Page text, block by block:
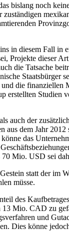
bislang noch
diesem Fall in
Projekte dieser
die Tatsache
die
auch der
dem Jahr
das
Mio. USD sei
statt der im
müsse.
des
Mio. CAD zu
und
Dies könne